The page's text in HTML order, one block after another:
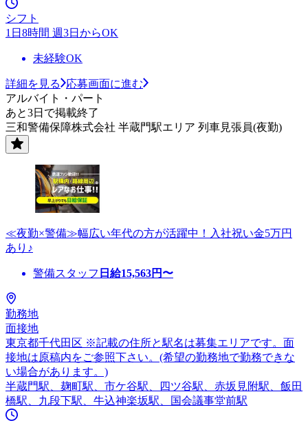
シフト
1日8時間 週3日からOK
未経験OK
詳細を見る
応募画面に進む
アルバイト・パート
あと3日で掲載終了
三和警備保障株式会社 半蔵門駅エリア 列車見張員(夜勤)
≪夜勤×警備≫幅広い年代の方が活躍中！入社祝い金5万円
あり♪
警備スタッフ 日給15,563円〜
勤務地
面接地
東京都千代田区 ※記載の住所と駅名は募集エリアです。面
接地は原稿内をご参照下さい。(希望の勤務地で勤務できな
い場合があります。)
半蔵門駅、麹町駅、市ケ谷駅、四ツ谷駅、赤坂見附駅、飯田
橋駅、九段下駅、牛込神楽坂駅、国会議事堂前駅